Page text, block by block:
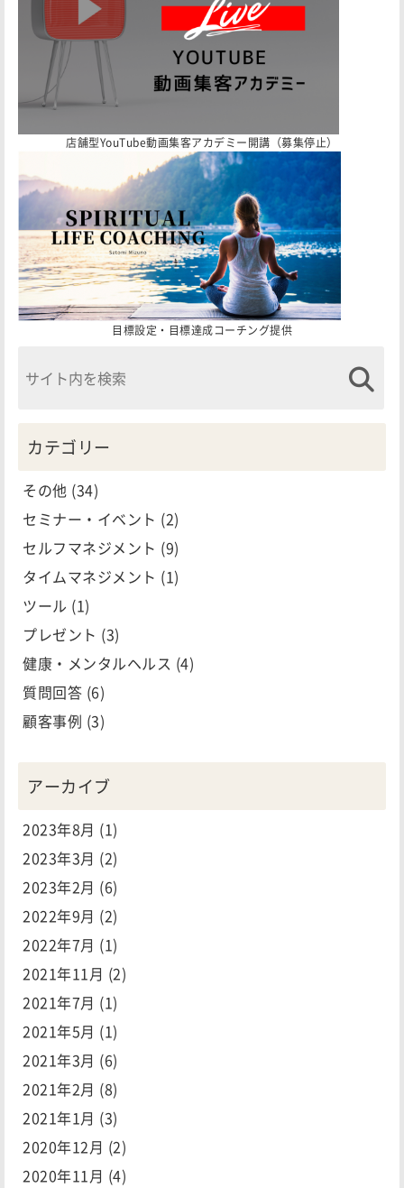
店舗型YouTube動画集客アカデミー開講（募集停止）
目標設定・目標達成コーチング提供
カテゴリー
その他 (34)
セミナー・イベント (2)
セルフマネジメント (9)
タイムマネジメント (1)
ツール (1)
プレゼント (3)
健康・メンタルヘルス (4)
質問回答 (6)
顧客事例 (3)
アーカイブ
2023年8月 (1)
2023年3月 (2)
2023年2月 (6)
2022年9月 (2)
2022年7月 (1)
2021年11月 (2)
2021年7月 (1)
2021年5月 (1)
2021年3月 (6)
2021年2月 (8)
2021年1月 (3)
2020年12月 (2)
2020年11月 (4)